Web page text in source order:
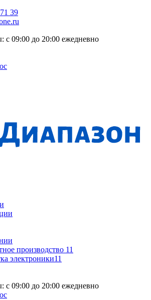
39
с 09:00 до 20:00 ежедневно
производство 11
электроники11
с 09:00 до 20:00 ежедневно